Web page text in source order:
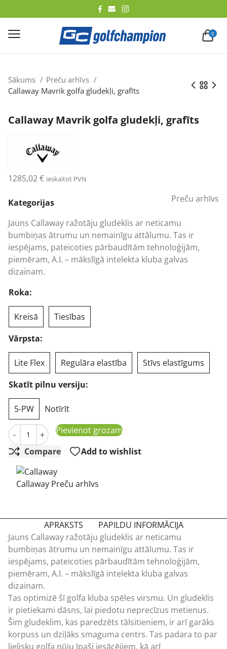
0
Sākums
Preču arhīvs
Callaway Mavrik golfa gludekļi, grafīts
Callaway Mavrik golfa gludekļi, grafīts
1285,02€ ieskaitot PVN
Kategorijas Preču arhīvs
Jauns Callaway ražotāju gludeklis ar neticamu
bumbiņas ātrumu un nemainīgu attālumu. Tas ir
iespējams, pateicoties pārbaudītām tehnoloģijām,
piemēram, A.I. – mākslīgā intelekta kluba galvas
dizainam.
Roka:
Kreisā
Tiesības
Vārpsta:
Lite Flex Regulāra elastība
Stīvs elastīgums
Skatīt pilnu versiju:
5-PW Notīrīt
-
Callaway Mavrik golfa gludekļi, grafīts daudzums
+
Pievienot grozam
Compare
Add to wishlist
Callaway Preču arhīvs
APRAKSTS
PAPILDU INFORMĀCIJA
Jauns Callaway ražotāju gludeklis ar neticamu
bumbiņas ātrumu un nemainīgu attālumu. Tas ir
iespējams, pateicoties pārbaudītām tehnoloģijām,
piemēram, A.I. – mākslīgā intelekta kluba galvas
dizainam.
Tas optimizē šī golfa kluba spēles virsmu. Un gludeklis
ir pietiekami dāsns, lai piedotu neprecīzus metienus.
Šim gludeklim, kas paredzēts tālsitieniem, ir arī garāks
korpuss un dziļāks smaguma centrs. Tas padara to par
lielisku golfa nūju īpaši iesācējiem, kā arī